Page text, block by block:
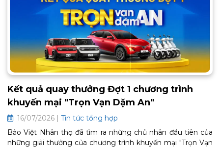
Kết quả quay thưởng Đợt 1 chương trình
khuyến mại "Trọn Vạn Dặm An"
16/07/2026 | Tin tức tổng hợp
Bảo Việt Nhân thọ đã tìm ra những chủ nhân đầu tiên của
những giải thưởng của chương trình khuyến mại "Trọn Vạn